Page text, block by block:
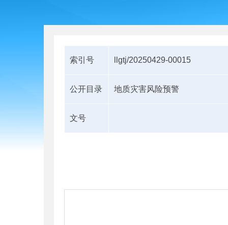
索引号 llgtj/20250429-00015
公开目录 地质灾害风险预警
文号